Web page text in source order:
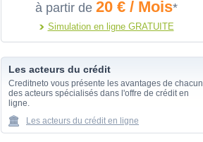
à partir de 20 € / Mois*
Simulation en ligne GRATUITE
Les acteurs du crédit
Creditneto vous présente les avantages de chacun
des acteurs spécialisés dans l'offre de crédit en
ligne.
Les acteurs du crédit en ligne